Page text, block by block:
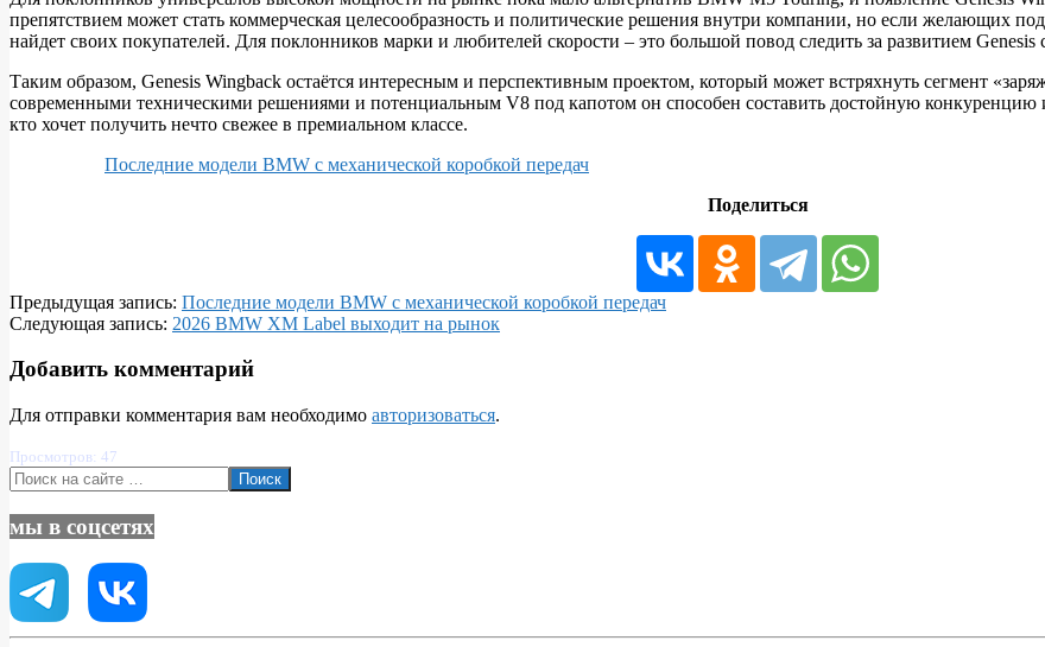
препятствием может стать коммерческая целесообразность и политические решения внутри компании, но если желающих
найдет своих покупателей. Для поклонников марки и любителей скорости – это большой повод следить за развитием Genesis
Таким образом, Genesis Wingback остаётся интересным и перспективным проектом, который может встряхнуть сегмент
современными техническими решениями и потенциальным V8 под капотом он способен составить достойную
кто хочет получить нечто свежее в премиальном классе.
Последние модели BMW с механической коробкой передач
Поделиться
2025-
12-
Предыдущая запись: Последние модели BMW с механической коробкой передач
Следующая запись: 2026 BMW XM Label выходит на рынок
Добавить комментарий
Для отправки комментария вам необходимо авторизоваться.
Просмотров: 47
Поиск
мы в соцсетях